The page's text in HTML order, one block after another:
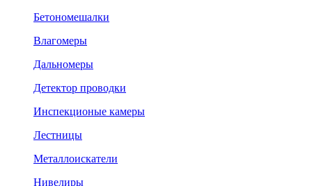
Бетономешалки
Влагомеры
Дальномеры
Детектор проводки
Инспекционые камеры
Лестницы
Металлоискатели
Нивелиры